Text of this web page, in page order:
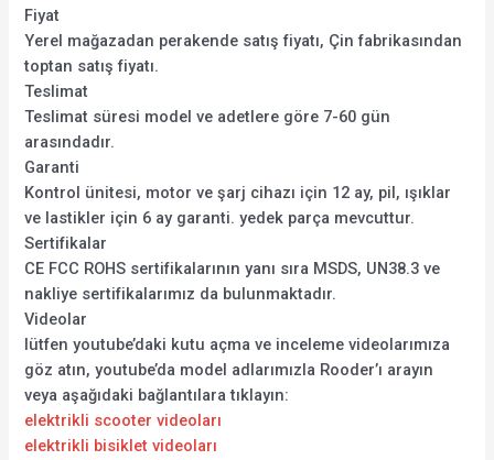
Fiyat
Yerel mağazadan perakende satış fiyatı, Çin fabrikasından
toptan satış fiyatı.
Teslimat
Teslimat süresi model ve adetlere göre 7-60 gün
arasındadır.
Garanti
Kontrol ünitesi, motor ve şarj cihazı için 12 ay, pil, ışıklar
ve lastikler için 6 ay garanti. yedek parça mevcuttur.
Sertifikalar
CE FCC ROHS sertifikalarının yanı sıra MSDS, UN38.3 ve
nakliye sertifikalarımız da bulunmaktadır.
Videolar
lütfen youtube’daki kutu açma ve inceleme videolarımıza
göz atın, youtube’da model adlarımızla Rooder’ı arayın
veya aşağıdaki bağlantılara tıklayın:
elektrikli scooter videoları
elektrikli bisiklet videoları